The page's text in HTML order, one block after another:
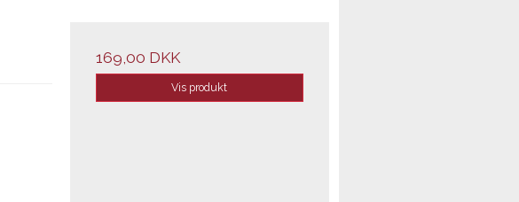
169,00 DKK
Vis produkt